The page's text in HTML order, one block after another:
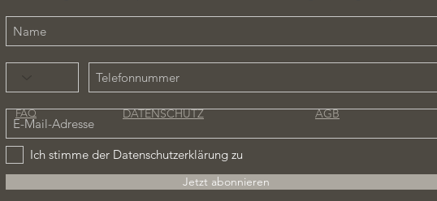
Ich stimme der Datenschutzerklärung zu
Jetzt abonnieren
FAQ DATENSCHUTZ AGB